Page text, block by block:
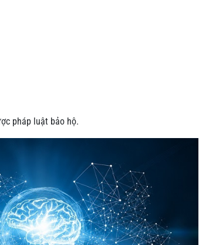
pháp luật bảo hộ.